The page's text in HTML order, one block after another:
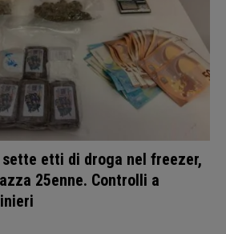
etti di droga nel freezer,
25enne. Controlli a